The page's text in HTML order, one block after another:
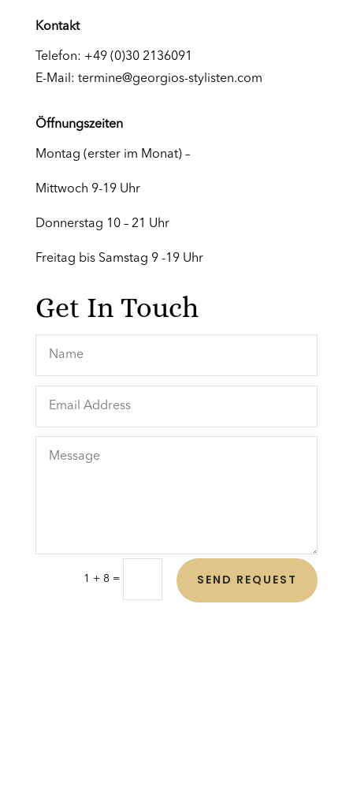
Kontakt
Telefon: +49 (0)30 2136091
E-Mail: termine@georgios-stylisten.com
Öffnungszeiten
Montag (erster im Monat) –
Mittwoch 9-19 Uhr
Donnerstag 10 – 21 Uhr
Freitag bis Samstag 9 -19 Uhr
Get In Touch
1 + 8 = SEND REQUEST